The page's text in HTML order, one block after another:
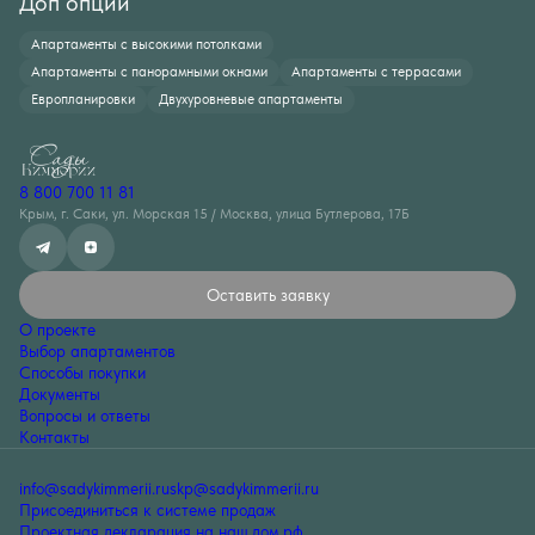
Апартаменты с высокими потолками
Апартаменты с панорамными окнами
Апартаменты с террасами
Европланировки
Двухуровневые апартаменты
8 800 700 11 81
Крым, г. Саки, ул. Морская 15 / Москва, улица Бутлерова, 17Б
Оставить заявку
О проекте
Выбор апартаментов
Способы покупки
Документы
Вопросы и ответы
Контакты
info@sadykimmerii.ruskp@sadykimmerii.ru
Присоединиться к системе продаж